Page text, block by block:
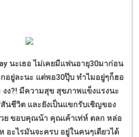
นะเธอ ไม่เคยมีแฟนอายุ30มาก่อน
อยู่ละนะ แต่พอ30ปุ๊บ ทำไมอยู่ๆก็ฮอ
งง?! มีความสุข สุขภาพแข็งแรงนะ
นชีวิต และยังเป็นแขกรับเชิญของ
วย ขอบคุณน้า คุณเค้าเท่ห์ ตลก หล่อ
อะไรมันจะครบ อยู่ในคนๆเดียวได้